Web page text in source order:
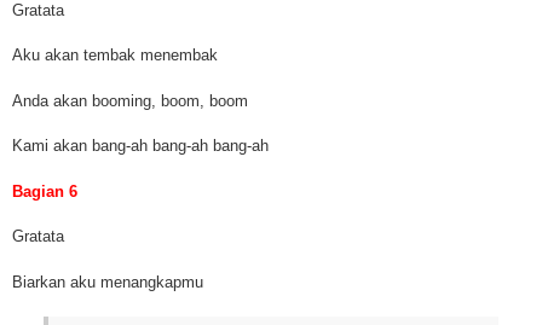
Gratata
Aku akan tembak menembak
Anda akan booming, boom, boom
Kami akan bang-ah bang-ah bang-ah
Bagian 6
Gratata
Biarkan aku menangkapmu